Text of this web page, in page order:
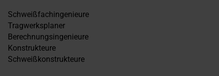
Schweißfachingenieure
Tragwerksplaner
Berechnungsingenieure
Konstrukteure
Schweißkonstrukteure